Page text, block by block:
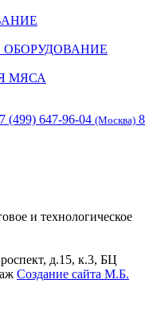
МЯСА
(499) 647-96-04 (Москва) 8
и технологическое
д.15, к.3, БЦ
Создание сайта М.Б.